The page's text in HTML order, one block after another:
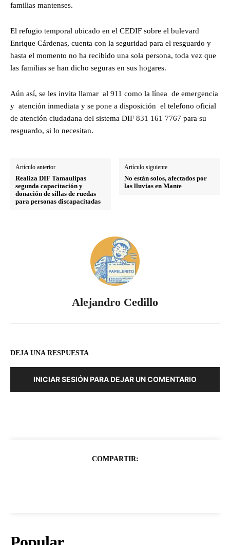
familias mantenses.
El refugio temporal ubicado en el CEDIF sobre el bulevard
Enrique Cárdenas, cuenta con la seguridad para el resguardo y
hasta el momento no ha recibido una sola persona, toda vez que
las familias se han dicho seguras en sus hogares.
Aún así, se les invita llamar al 911 como la línea de emergencia
y atención inmediata y se pone a disposición el telefono oficial
de atención ciudadana del sistema DIF 831 161 7767 para su
resguardo, si lo necesitan.
Artículo anterior
Realiza DIF Tamaulipas
segunda capacitación y
donación de sillas de ruedas
para personas discapacitadas
Artículo siguiente
No están solos, afectados por
las lluvias en Mante
Alejandro Cedillo
DEJA UNA RESPUESTA
INICIAR SESIÓN PARA DEJAR UN COMENTARIO
COMPARTIR: